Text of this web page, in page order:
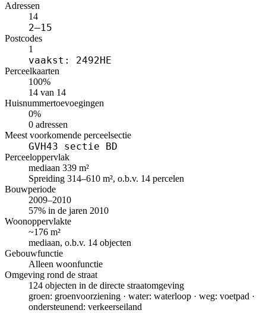
Adressen
14
2–15
Postcodes
1
vaakst: 2492HE
Perceelkaarten
100%
14 van 14
Huisnummertoevoegingen
0%
0 adressen
Meest voorkomende perceelsectie
GVH43 sectie BD
Perceeloppervlak
mediaan 339 m²
Spreiding 314–610 m², o.b.v. 14 percelen
Bouwperiode
2009–2010
57% in de jaren 2010
Woonoppervlakte
~176 m²
mediaan, o.b.v. 14 objecten
Gebouwfunctie
Alleen woonfunctie
Omgeving rond de straat
124 objecten in de directe straatomgeving
groen: groenvoorziening · water: waterloop · weg: voetpad ·
ondersteunend: verkeerseiland